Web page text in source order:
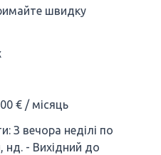
швидку
€ / місяць
З вечора неділі по
нд. - Вихідний до